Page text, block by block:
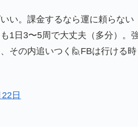
い。課金するなら運に頼らない
1日3〜5周で大丈夫（多分）。
その内追いつく🙋FBは行ける時
日